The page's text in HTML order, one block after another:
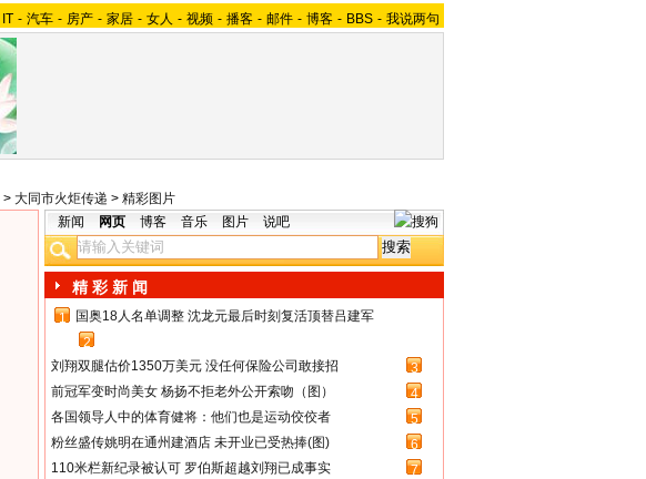
IT - 汽车 - 房产 - 家居 - 女人 - 视频 - 播客 - 邮件 - 博客 - BBS - 我说两句
> 大同市火炬传递 > 精彩图片
新闻 网页 博客 音乐 图片 说吧
精 彩 新 闻
1
国奥18人名单调整 沈龙元最后时刻复活顶替吕建军
2
刘翔双腿估价1350万美元 没任何保险公司敢接招
3
前冠军变时尚美女 杨扬不拒老外公开索吻（图）
4
各国领导人中的体育健将：他们也是运动佼佼者
5
粉丝盛传姚明在通州建酒店 未开业已受热捧(图)
6
110米栏新纪录被认可 罗伯斯超越刘翔已成事实
7